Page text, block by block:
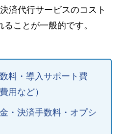
済代行サービスのコスト
ことが一般的です。
料・導入サポート費
用など）
・決済手数料・オプシ